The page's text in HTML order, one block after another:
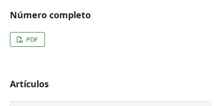
Número completo
PDF
Artículos